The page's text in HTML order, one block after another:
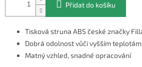
Přidat do košíku
Tisková struna ABS české značky
Dobrá odolnost vůči vyšším
Matný vzhled, snadné opracování